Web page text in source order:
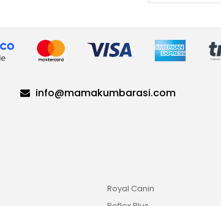
info@mamakumbarasi.com
Royal Canin